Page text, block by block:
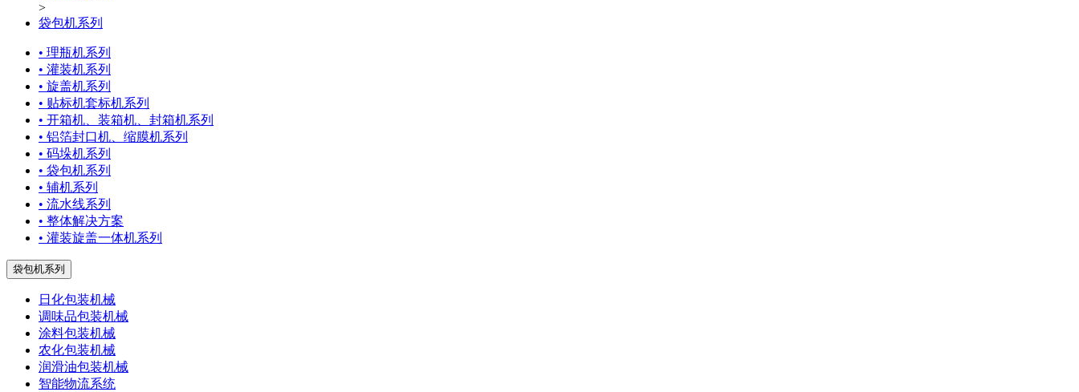
>
袋包机系列
• 理瓶机系列
• 灌装机系列
• 旋盖机系列
• 贴标机套标机系列
• 开箱机、装箱机、封箱机系列
• 铝箔封口机、缩膜机系列
• 码垛机系列
• 袋包机系列
• 辅机系列
• 流水线系列
• 整体解决方案
• 灌装旋盖一体机系列
袋包机系列
日化包装机械
调味品包装机械
涂料包装机械
农化包装机械
润滑油包装机械
智能物流系统